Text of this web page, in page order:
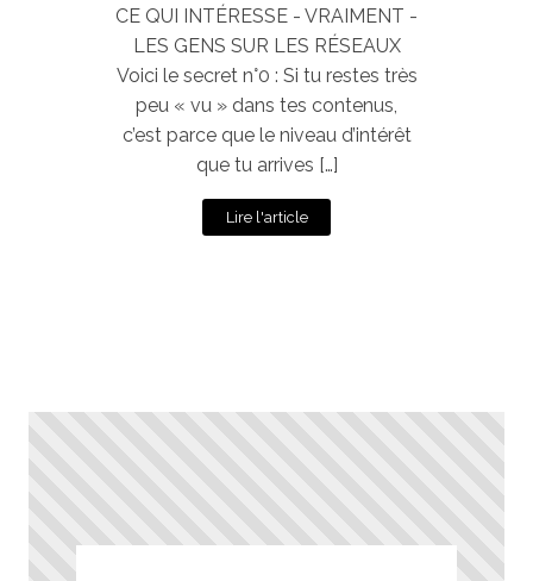
CE QUI INTÉRESSE - VRAIMENT -
LES GENS SUR LES RÉSEAUX
Voici le secret n°0 : Si tu restes très
peu « vu » dans tes contenus,
c’est parce que le niveau d’intérêt
que tu arrives […]
Lire l'article